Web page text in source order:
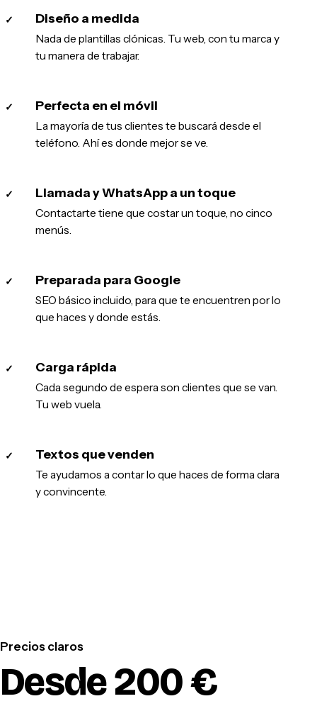
✓ Diseño a medida
Nada de plantillas clónicas. Tu web, con tu marca y
tu manera de trabajar.
✓ Perfecta en el móvil
La mayoría de tus clientes te buscará desde el
teléfono. Ahí es donde mejor se ve.
✓ Llamada y WhatsApp a un toque
Contactarte tiene que costar un toque, no cinco
menús.
✓ Preparada para Google
SEO básico incluido, para que te encuentren por lo
que haces y donde estás.
✓ Carga rápida
Cada segundo de espera son clientes que se van.
Tu web vuela.
✓ Textos que venden
Te ayudamos a contar lo que haces de forma clara
y convincente.
Precios claros
Desde 200 €